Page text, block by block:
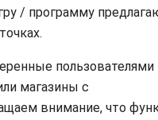
/ программу
пользователями
магазины с
внимание, что